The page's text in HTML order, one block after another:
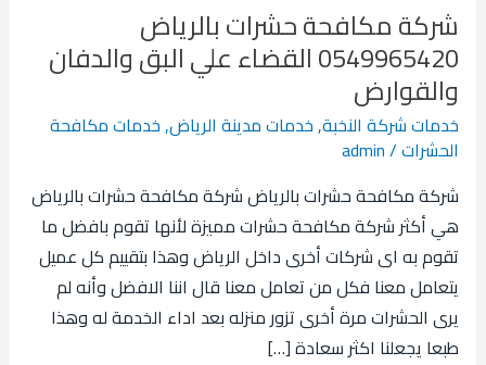
شركة مكافحة حشرات بالرياض
0549965420 القضاء علي البق والدفان
والقوارض
خدمات شركة النخبة,خدمات مدينة الرياض,خدمات مكافحة
الحشرات/
admin
شركة مكافحة حشرات بالرياض شركة مكافحة حشرات بالرياض
هي أكثر شركة مكافحة حشرات مميزة لأنها تقوم بافضل ما
تقوم به اى شركات أخرى داخل الرياض وهذا بتقييم كل عميل
يتعامل معنا فكل من تعامل معنا قال اننا الافضل وأنه لم
يرى الحشرات مرة أخرى تزور منزله بعد اداء الخدمة له وهذا
طبعا يجعلنا اكثر سعادة […]
حشرات
بالرياض
0549965420
القضاء
علي
والدفان
والقوارض